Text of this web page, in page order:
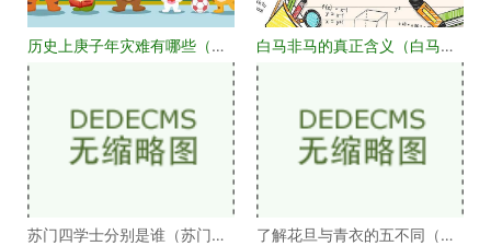
历史上庚子年灾难有哪些（庚
子年大事记盘点）
白马非马的真正含义（白马非
马何解）
苏门四学士分别是谁（苏门四
了解花旦与青衣的五不同（浅